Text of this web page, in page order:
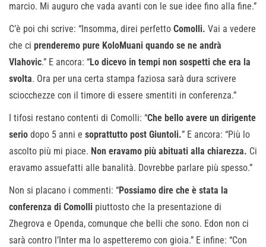
marcio. Mi auguro che vada avanti con le sue idee fino alla fine.”
C’è poi chi scrive: “Insomma, direi perfetto Comolli. Vai a vedere
che ci prenderemo pure KoloMuani quando se ne andrà
Vlahovic.” E ancora: “Lo dicevo in tempi non sospetti che era la
svolta. Ora per una certa stampa faziosa sarà dura scrivere
sciocchezze con il timore di essere smentiti in conferenza.”
I tifosi restano contenti di Comolli: “Che bello avere un dirigente
serio dopo 5 anni e soprattutto post Giuntoli.” E ancora: “Più lo
ascolto più mi piace. Non eravamo più abituati alla chiarezza. Ci
eravamo assuefatti alle banalità. Dovrebbe parlare più spesso.”
Non si placano i commenti: “Possiamo dire che è stata la
conferenza di Comolli piuttosto che la presentazione di
Zhegrova e Openda, comunque che belli che sono. Edon non ci
sarà contro l’Inter ma lo aspetteremo con gioia.” E infine: “Con